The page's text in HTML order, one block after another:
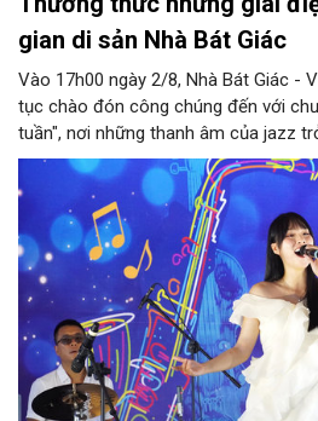
gian di sản Nhà Bát Giác
Vào 17h00 ngày 2/8, Nhà Bát Giác -
tục chào đón công chúng đến với
tuần", nơi những thanh âm của jazz
nhiều nền văn hóa gặp gỡ trong
đô. Từ những tác phẩm kinh điển của
điệu Việt Nam đậm chất tự sự,
trình thưởng thức âm nhạc đa tầng
diện mạo văn hóa của Hà Nội -